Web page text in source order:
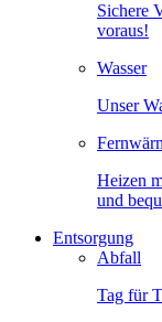
Sichere
voraus!
Wasser
Unser
Heizen
und
Entsorgung
Abfall
Tag für